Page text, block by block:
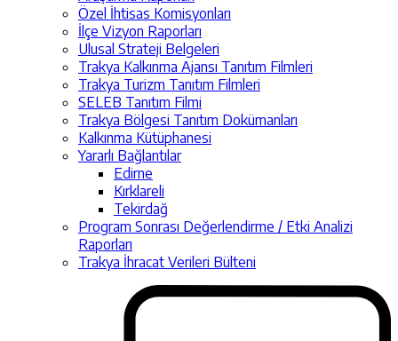
Özel İhtisas Komisyonları
İlçe Vizyon Raporları
Ulusal Strateji Belgeleri
Trakya Kalkınma Ajansı Tanıtım Filmleri
Trakya Turizm Tanıtım Filmleri
SELEB Tanıtım Filmi
Trakya Bölgesi Tanıtım Dokümanları
Kalkınma Kütüphanesi
Yararlı Bağlantılar
Edirne
Kırklareli
Tekirdağ
Program Sonrası Değerlendirme / Etki Analizi
Raporları
Trakya İhracat Verileri Bülteni